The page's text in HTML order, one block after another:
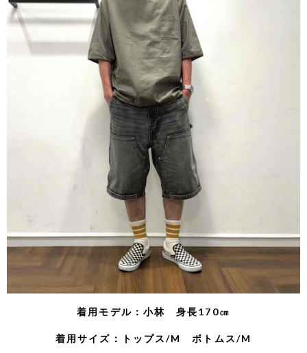
着用モデル：小林 身長170㎝
着用サイズ：トップス/M ボトムス/M